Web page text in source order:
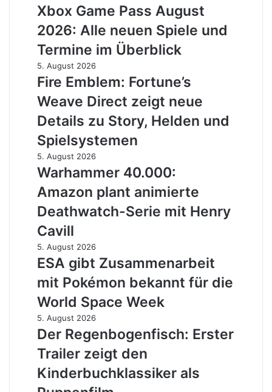
Reihe
beleuchtet
Rätsel-
Design
der
Neuinterpretation
Game
Pass
August
2026:
Alle
neuen
Spiele
und
Termine
im
Überblick
Xbox Game Pass August
2026: Alle neuen Spiele und
Termine im Überblick
Fire
Emblem:
Fortune’s
Weave
Direct
zeigt
neue
Details
zu
Story,
Helden
und
Spielsystemen
5. August 2026
Fire Emblem: Fortune’s
Weave Direct zeigt neue
Details zu Story, Helden und
Spielsystemen
Warhammer
40.000:
Amazon
plant
animierte
Deathwatch-
Serie
mit
Henry
Cavill
5. August 2026
Warhammer 40.000:
Amazon plant animierte
Deathwatch-Serie mit Henry
Cavill
ESA
gibt
Zusammenarbeit
mit
Pokémon
bekannt
für
die
World
Space
Week
5. August 2026
ESA gibt Zusammenarbeit
mit Pokémon bekannt für die
World Space Week
Der
Regenbogenfisch:
Erster
Trailer
zeigt
den
5. August 2026
Der Regenbogenfisch: Erster
Trailer zeigt den
Kinderbuchklassiker als